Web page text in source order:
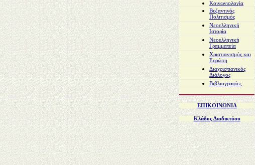
Κοινωνιολογία
Βυζαντινός
Πολιτισμός
Νεοελληνική
Ιστορία
Νεοελληνική
Γραμματεία
Χριστιανισμός και
Ευρώπη
Διαχριστιανικός
Διάλογος
Βιβλιογραφίες
ΕΠΙΚΟΙΝΩΝIA
Κλάδος Διαδικτύου